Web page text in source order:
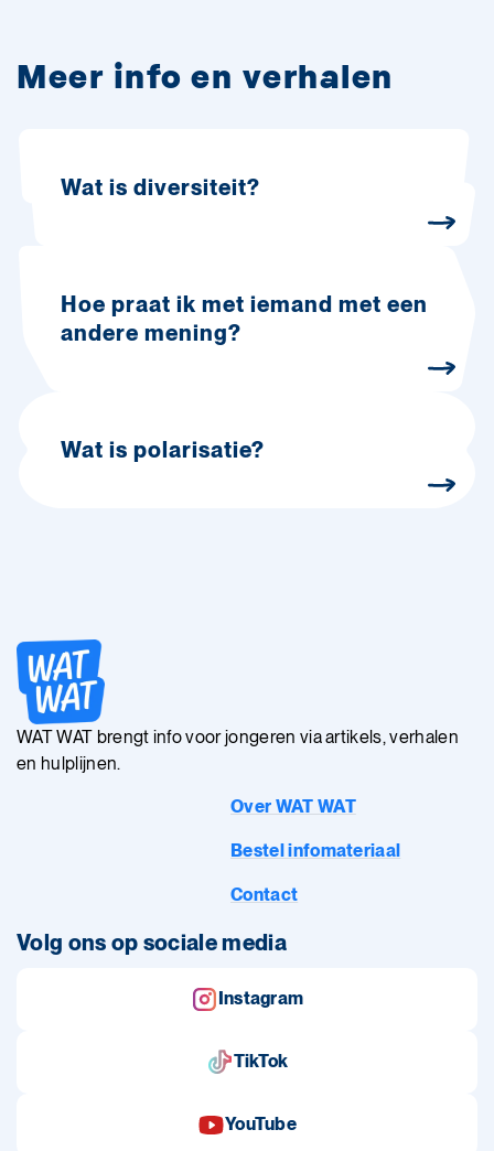
Meer info en verhalen
Wat is diversiteit?
Hoe praat ik met iemand met een
andere mening?
Wat is polarisatie?
WAT WAT brengt info voor jongeren via artikels, verhalen
en hulplijnen.
Over WAT WAT
Bestel infomateriaal
Contact
Volg ons op sociale media
Instagram
TikTok
YouTube